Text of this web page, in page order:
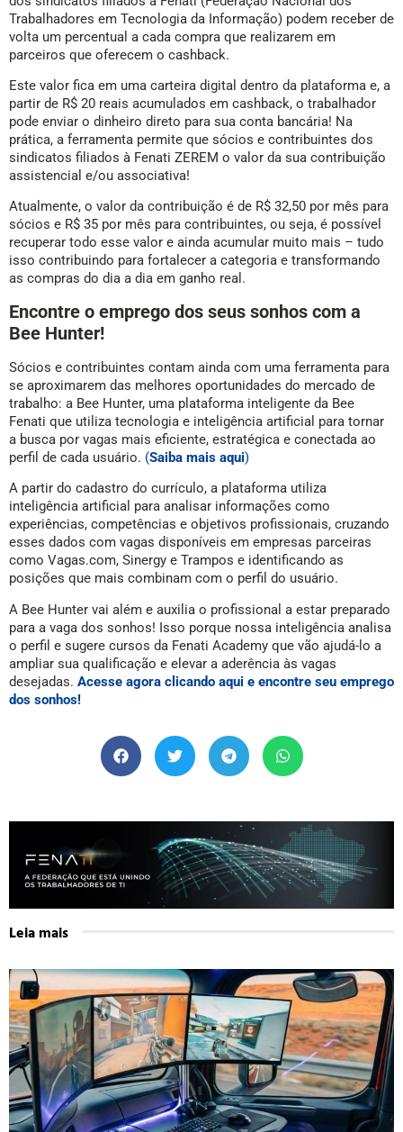
Trabalhadores em Tecnologia da Informação) podem receber de
volta um percentual a cada compra que realizarem em
parceiros que oferecem o cashback.
Este valor fica em uma carteira digital dentro da plataforma e, a
partir de R$ 20 reais acumulados em cashback, o trabalhador
pode enviar o dinheiro direto para sua conta bancária! Na
prática, a ferramenta permite que sócios e contribuintes dos
sindicatos filiados à Fenati ZEREM o valor da sua contribuição
assistencial e/ou associativa!
Atualmente, o valor da contribuição é de R$ 32,50 por mês para
sócios e R$ 35 por mês para contribuintes, ou seja, é possível
recuperar todo esse valor e ainda acumular muito mais – tudo
isso contribuindo para fortalecer a categoria e transformando
as compras do dia a dia em ganho real.
Encontre o emprego dos seus sonhos com a
Bee Hunter!
Sócios e contribuintes contam ainda com uma ferramenta para
se aproximarem das melhores oportunidades do mercado de
trabalho: a Bee Hunter, uma plataforma inteligente da Bee
Fenati que utiliza tecnologia e inteligência artificial para tornar
a busca por vagas mais eficiente, estratégica e conectada ao
perfil de cada usuário. (Saiba mais aqui)
A partir do cadastro do currículo, a plataforma utiliza
inteligência artificial para analisar informações como
experiências, competências e objetivos profissionais, cruzando
esses dados com vagas disponíveis em empresas parceiras
como Vagas.com, Sinergy e Trampos e identificando as
posições que mais combinam com o perfil do usuário.
A Bee Hunter vai além e auxilia o profissional a estar preparado
para a vaga dos sonhos! Isso porque nossa inteligência analisa
o perfil e sugere cursos da Fenati Academy que vão ajudá-lo a
ampliar sua qualificação e elevar a aderência às vagas
desejadas. Acesse agora clicando aqui e encontre seu emprego
dos sonhos!
Leia mais